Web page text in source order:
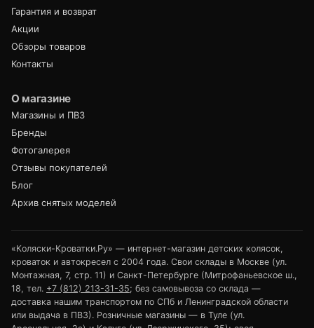
Гарантия и возврат
Акции
Обзоры товаров
Контакты
О магазине
Магазины и ПВЗ
Бренды
Фотогалерея
Отзывы покупателей
Блог
Архив снятых моделей
«Коляски-Кроватки.Ру» — интернет-магазин детских колясок,
кроваток и автокресел с 2004 года. Свои склады в Москве (ул.
Монтажная, 7, стр. 11) и Санкт-Петербурге (Митрофаньевское ш.,
18, тел. +7 (812) 213-31-35; без самовывоза со склада —
доставка нашим транспортом по СПб и Ленинградской области
или выдача в ПВЗ). Розничные магазины — в Туле (ул.